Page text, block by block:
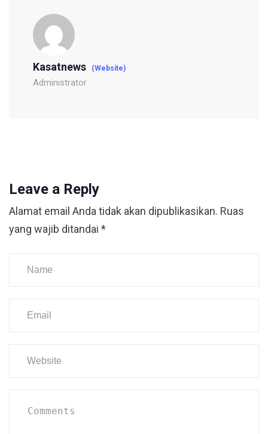
Kasatnews (Website)
Administrator
Leave a Reply
Alamat email Anda tidak akan dipublikasikan. Ruas
yang wajib ditandai *